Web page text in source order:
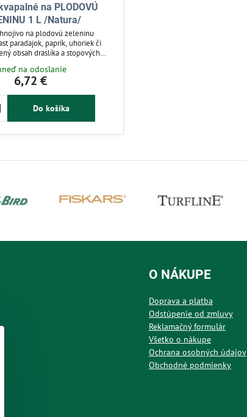
na PLODOVÚ
1 L /Natura/
na plodovú zeleninu
paradajok, paprík, uhoriek či
obsah draslíka a stopových
Vhodné na prihnojovanie vo
nádobách. Jednoduchá aplikácia
na odoslanie
6,72 €
Do košíka
O NÁKUPE
Doprava a platba
Odstúpenie od zmluvy
Reklamačný formulár
Všetko o nákupe
Ochrana osobných údajov
Obchodné podmienky